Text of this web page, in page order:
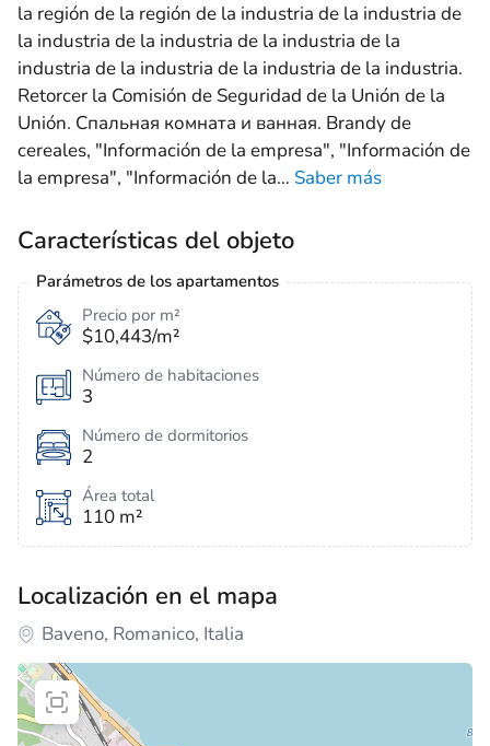
la región de la región de la industria de la industria de
la industria de la industria de la industria de la
industria de la industria de la industria de la industria.
Retorcer la Comisión de Seguridad de la Unión de la
Unión. Спальная комната и ванная. Brandy de
cereales, "Información de la empresa", "Información de
la empresa", "Información de la… Saber más
Características del objeto
Parámetros de los apartamentos
Precio por m²
$10,443/m²
Número de habitaciones
3
Número de dormitorios
2
Área total
110 m²
Localización en el mapa
Baveno, Romanico, Italia